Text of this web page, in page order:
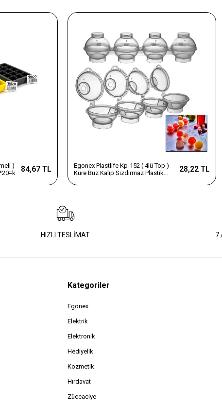
)
84,67 TL
Egonex Plastlife Kp-152 ( 4lü Top )
Küre Buz Kalıp Sızdırmaz Plastik
28,22 TL
HIZLI TESLİMAT 7
Kategoriler
Egonex
Elektrik
Elektronik
Hediyelik
Kozmetik
Hırdavat
Züccaciye